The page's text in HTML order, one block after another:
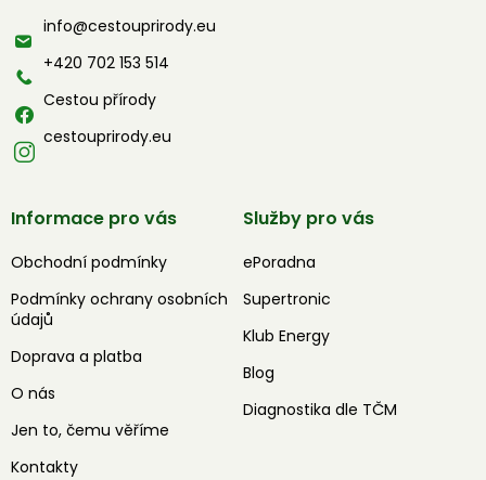
t info@cestouprirody.eu
+420 702 153 514
Cestou přírody
cestouprirody.eu
Informace pro vás
Obchodní podmínky
Podmínky ochrany osobních
údajů
Doprava a platba
O nás
Jen to, čemu věříme
Kontakty
Služby pro vás
ePoradna
Supertronic
Klub Energy
Blog
Diagnostika dle TČM